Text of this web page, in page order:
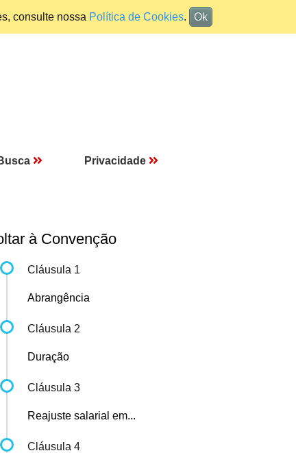
consulte nossa Política de Cookies. Ok
Privacidade
à Convenção
Cláusula 1
Abrangência
Cláusula 2
Duração
Cláusula 3
Reajuste salarial em...
Cláusula 4